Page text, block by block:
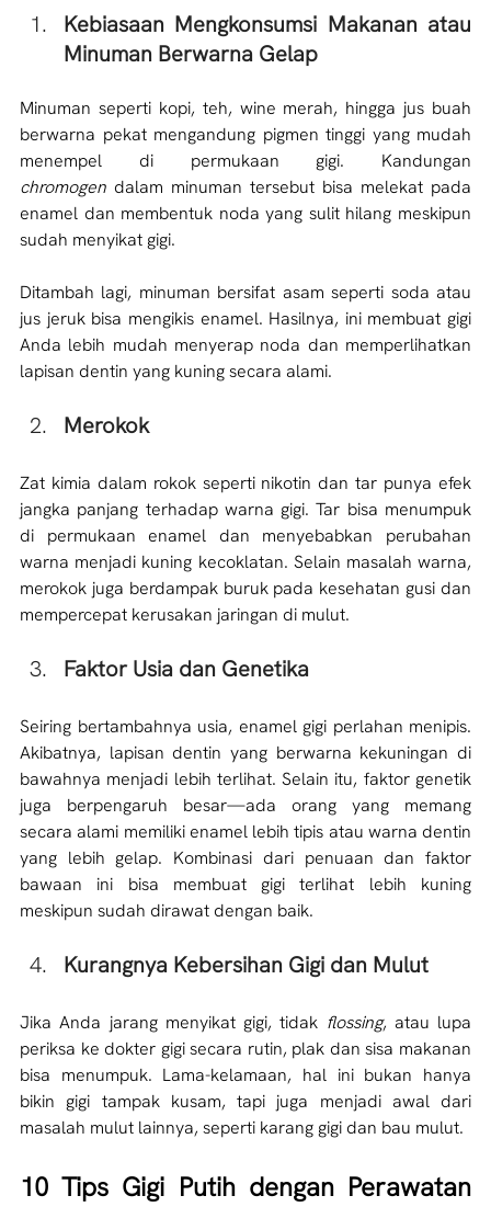
Kebiasaan Mengkonsumsi Makanan atau
Minuman Berwarna Gelap
Minuman seperti kopi, teh, wine merah, hingga jus buah
berwarna pekat mengandung pigmen tinggi yang mudah
chromogen dalam minuman tersebut bisa melekat pada
enamel dan membentuk noda yang sulit hilang meskipun
sudah menyikat gigi.
Ditambah lagi, minuman bersifat asam seperti soda atau
jus jeruk bisa mengikis enamel. Hasilnya, ini membuat gigi
Anda lebih mudah menyerap noda dan memperlihatkan
lapisan dentin yang kuning secara alami.
Merokok
Zat kimia dalam rokok seperti nikotin dan tar punya efek
jangka panjang terhadap warna gigi. Tar bisa menumpuk
di permukaan enamel dan menyebabkan perubahan
warna menjadi kuning kecoklatan. Selain masalah warna,
merokok juga berdampak buruk pada kesehatan gusi dan
mempercepat kerusakan jaringan di mulut.
Faktor Usia dan Genetika
Seiring bertambahnya usia, enamel gigi perlahan menipis.
Akibatnya, lapisan dentin yang berwarna kekuningan di
bawahnya menjadi lebih terlihat. Selain itu, faktor genetik
juga berpengaruh besar—ada orang yang memang
secara alami memiliki enamel lebih tipis atau warna dentin
yang lebih gelap. Kombinasi dari penuaan dan faktor
bawaan ini bisa membuat gigi terlihat lebih kuning
meskipun sudah dirawat dengan baik.
Kurangnya Kebersihan Gigi dan Mulut
Jika Anda jarang menyikat gigi, tidak flossing, atau lupa
periksa ke dokter gigi secara rutin, plak dan sisa makanan
bisa menumpuk. Lama-kelamaan, hal ini bukan hanya
bikin gigi tampak kusam, tapi juga menjadi awal dari
masalah mulut lainnya, seperti karang gigi dan bau mulut.
10 Tips Gigi Putih dengan Perawatan